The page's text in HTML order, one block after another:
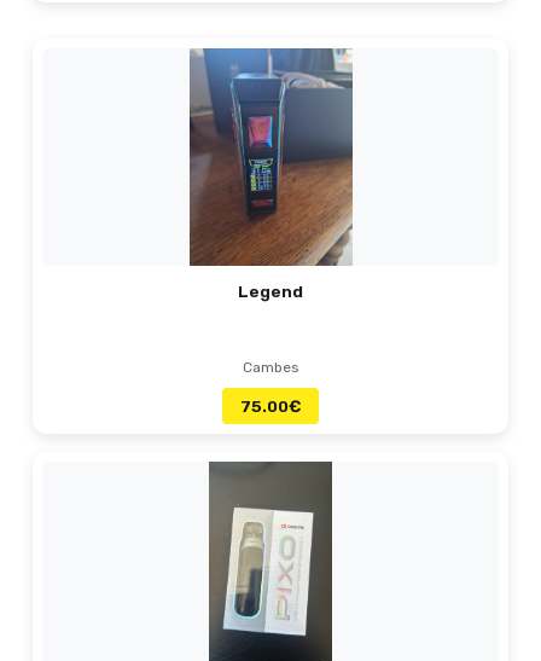
Legend
Cambes
75.00€